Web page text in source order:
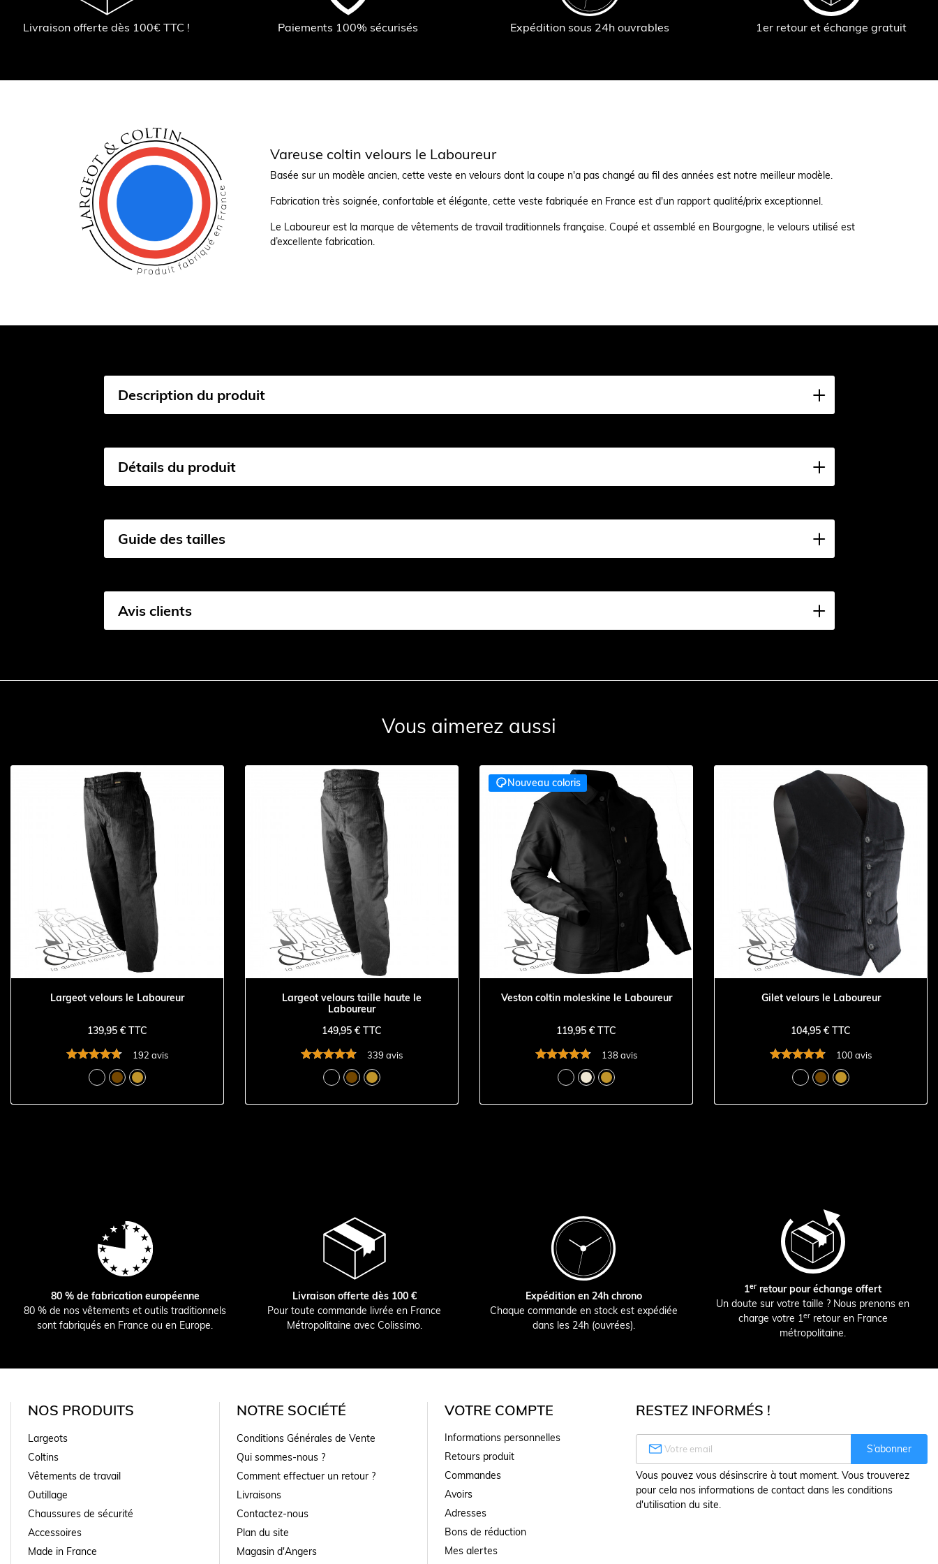
Livraison offerte dès 100€ TTC ! Paiements 100% sécurisés Expédition sous 24h ouvrables 1er retour et échange gratuit
Vareuse coltin velours le Laboureur
Basée sur un modèle ancien, cette veste en velours dont la coupe n'a pas changé au fil des années est notre meilleur modèle.
Fabrication très soignée, confortable et élégante, cette veste fabriquée en France est d'un rapport qualité/prix exceptionnel.
Le Laboureur est la marque de vêtements de travail traditionnels française. Coupé et assemblé en Bourgogne, le velours utilisé est
d’excellente fabrication.
Description du produit
Détails du produit
Guide des tailles
Avis clients
Vous aimerez aussi
Largeot velours le Laboureur
139,95 € TTC
192 avis
Largeot velours taille haute le
Laboureur
149,95 € TTC
339 avis
Nouveau coloris
Veston coltin moleskine le Laboureur
119,95 € TTC
138 avis
Gilet velours le Laboureur
104,95 € TTC
100 avis
80 % de fabrication européenne
80 % de nos vêtements et outils traditionnels
sont fabriqués en France ou en Europe.
Livraison offerte dès 100 €
Pour toute commande livrée en France
Métropolitaine avec Colissimo.
Expédition en 24h chrono
Chaque commande en stock est expédiée
dans les 24h (ouvrées).
1er retour pour échange offert
Un doute sur votre taille ? Nous prenons en
charge votre 1erretour en France
métropolitaine.
NOS PRODUITS
Largeots
Coltins
Vêtements de travail
Outillage
Chaussures de sécurité
Accessoires
Made in France
NOTRE SOCIÉTÉ
Conditions Générales de Vente
Qui sommes-nous ?
Comment effectuer un retour ?
Livraisons
Contactez-nous
Plan du site
Magasin d'Angers
VOTRE COMPTE
Informations personnelles
Retours produit
Commandes
Avoirs
Adresses
Bons de réduction
Mes alertes
RESTEZ INFORMÉS !
 S’abonner
Vous pouvez vous désinscrire à tout moment. Vous trouverez
pour cela nos informations de contact dans les conditions
d'utilisation du site.